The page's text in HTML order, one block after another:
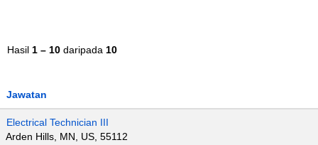
Hasil 1 – 10 daripada 10
Jawatan
Electrical Technician III
Arden Hills, MN, US, 55112